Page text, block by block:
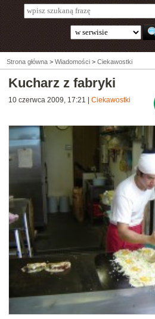
Strona główna > Wiadomości > Ciekawostki
Kucharz z fabryki
10 czerwca 2009, 17:21 Ciekawostki